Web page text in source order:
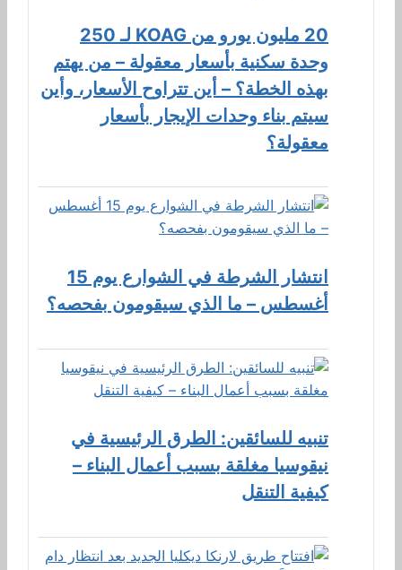
20 مليون يورو من KOAG لـ 250
وحدة سكنية بأسعار معقولة – من يهتم
بهذه الخطة؟ – أين تتراوح الأسعار، وأين
سيتم بناء وحدات الإيجار بأسعار
معقولة؟
انتشار الشرطة في الشوارع يوم 15
أغسطس – ما الذي سيقومون بفحصه؟
تنبيه للسائقين: الطرق الرئيسية في
نيقوسيا مغلقة بسبب أعمال البناء –
كيفية التنقل